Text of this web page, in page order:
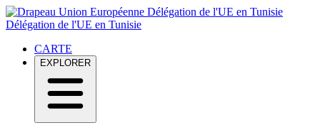
Délégation de l'UE en Tunisie
Délégation de l'UE en Tunisie
CARTE
EXPLORER